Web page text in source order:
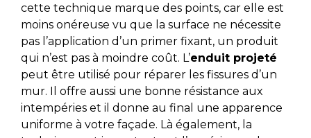
cette technique marque des points, car elle est
moins onéreuse vu que la surface ne nécessite
pas l’application d’un primer fixant, un produit
qui n’est pas à moindre coût. L’enduit projeté
peut être utilisé pour réparer les fissures d’un
mur. Il offre aussi une bonne résistance aux
intempéries et il donne au final une apparence
uniforme à votre façade. Là également, la